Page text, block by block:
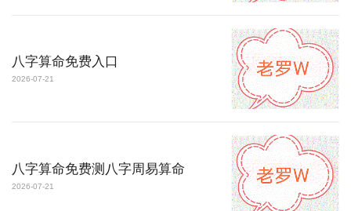
八字算命免费入口
2026-07-21
八字算命免费测八字周易算命
2026-07-21